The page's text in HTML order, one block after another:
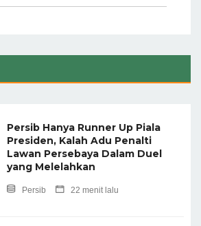
Persib Hanya Runner Up Piala
Presiden, Kalah Adu Penalti
Lawan Persebaya Dalam Duel
yang Melelahkan
Persib 22 menit lalu